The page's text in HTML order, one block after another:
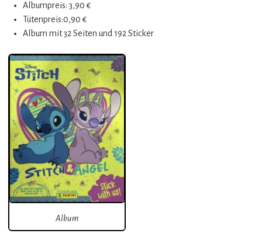
Albumpreis: 3,90 €
Tütenpreis:0,90 €
Album mit 32 Seiten und 192 Sticker
Album